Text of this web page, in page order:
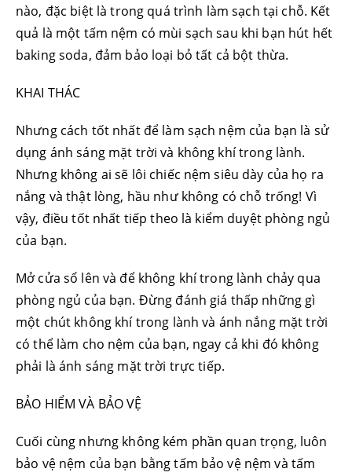
nào, đặc biệt là trong quá trình làm sạch tại chỗ. Kết
quả là một tấm nệm có mùi sạch sau khi bạn hút hết
baking soda, đảm bảo loại bỏ tất cả bột thừa.
KHAI THÁC
Nhưng cách tốt nhất để làm sạch nệm của bạn là sử
dụng ánh sáng mặt trời và không khí trong lành.
Nhưng không ai sẽ lôi chiếc nệm siêu dày của họ ra
nắng và thật lòng, hầu như không có chỗ trống! Vì
vậy, điều tốt nhất tiếp theo là kiểm duyệt phòng ngủ
của bạn.
Mở cửa sổ lên và để không khí trong lành chảy qua
phòng ngủ của bạn. Đừng đánh giá thấp những gì
một chút không khí trong lành và ánh nắng mặt trời
có thể làm cho nệm của bạn, ngay cả khi đó không
phải là ánh sáng mặt trời trực tiếp.
BẢO HIỂM VÀ BẢO VỆ
Cuối cùng nhưng không kém phần quan trọng, luôn
bảo vệ nệm của bạn bằng tấm bảo vệ nệm và tấm